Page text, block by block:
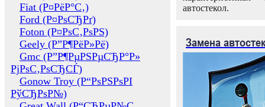
Fiat (Р¤РёР°С‚)
Ford (Р¤РѕСЂРґ)
Foton (Р¤РѕС‚РѕРЅ)
Geely (Р”Р¶РёР»Рё)
Gmc (Р”Р¶РµРЅРµСЂР°Р»
РјРѕС‚РѕСЂСЃ)
Gonow Troy (Р“РѕРЅРѕРІ
РўСЂРѕР№)
автостекол.
Замена